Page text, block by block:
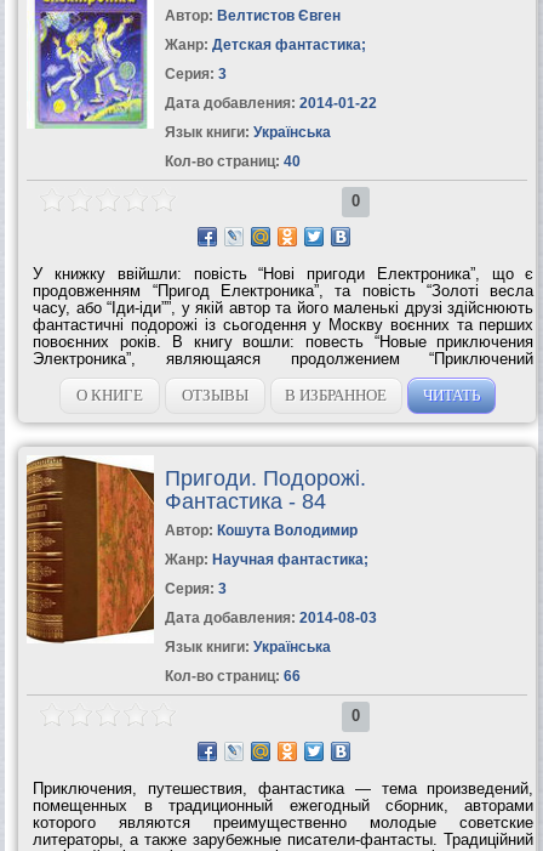
Автор: Велтистов Євген
Жанр: Детская фантастика;
Серия: 3
Дата добавления: 2014-01-22
Язык книги: Українська
Кол-во страниц: 40
0
У книжку ввійшли: повість “Нові пригоди Електроника”, що є
продовженням “Пригод Електроника”, та повість “Золоті весла
часу, або “Іди-іди””, у якій автор та його маленькі друзі здійснюють
фантастичні подорожі із сьогодення у Москву воєнних та перших
повоєнних років. В книгу вошли: повесть “Новые приключения
Электроника”, являющаяся продолжением “Приключений
Электроника”, и повесть “Золотые вёсла времени, или...
О КНИГЕ
ОТЗЫВЫ В ИЗБРАННОЕ ЧИТАТЬ
Пригоди. Подорожі.
Фантастика - 84
Автор: Кошута Володимир
Жанр: Научная фантастика;
Серия: 3
Дата добавления: 2014-08-03
Язык книги: Українська
Кол-во страниц: 66
0
Приключения, путешествия, фантастика — тема произведений,
помещенных в традиционный ежегодный сборник, авторами
которого являются преимущественно молодые советские
литераторы, а также зарубежные писатели-фантасты. Традиційний